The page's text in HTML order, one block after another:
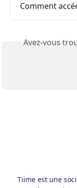
Comment
Avez-vous
Tiime est une